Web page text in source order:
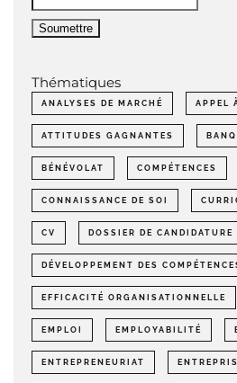
Thématiques
ANALYSES DE MARCHÉ APPEL
ATTITUDES GAGNANTES
BÉNÉVOLAT COMPÉTENCES
CONNAISSANCE DE SOI
CV DOSSIER DE CANDIDATURE
DÉVELOPPEMENT DES
EFFICACITÉ ORGANISATIONNELLE
EMPLOI EMPLOYABILITÉ
ENTREPRENEURIAT